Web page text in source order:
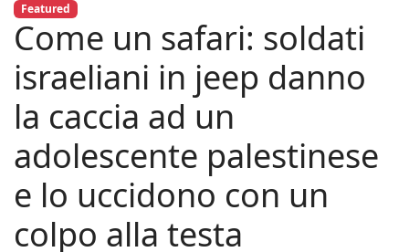
Featured
Come un safari: soldati
israeliani in jeep danno
la caccia ad un
adolescente palestinese
e lo uccidono con un
colpo alla testa